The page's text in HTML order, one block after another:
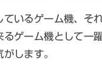
ているゲーム機、
ゲーム機として一
します。